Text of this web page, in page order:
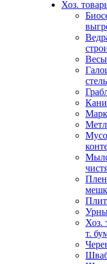
Хоз.
Весы
Хоз.
т.